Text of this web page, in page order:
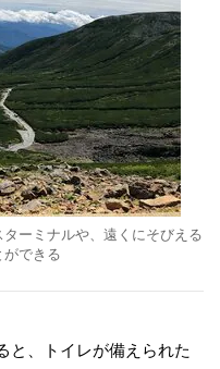
ーミナルや、遠くにそびえる
ができる
、トイレが備えられた